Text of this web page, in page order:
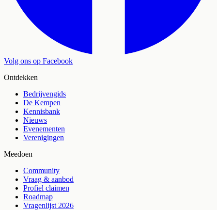
Volg ons op Facebook
Ontdekken
Bedrijvengids
De Kempen
Kennisbank
Nieuws
Evenementen
Verenigingen
Meedoen
Community
Vraag & aanbod
Profiel claimen
Roadmap
Vragenlijst 2026